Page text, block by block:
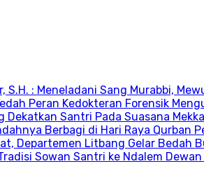
S.H. : Meneladani Sang Murabbi,
Peran Kedokteran Forensik
Dekatkan Santri Pada Suasana
Berbagi di Hari Raya Qurban
Departemen Litbang Gelar Bedah
Sowan Santri ke Ndalem